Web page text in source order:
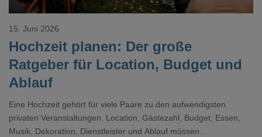
Hochzeit planen: Der große
Ratgeber für Location, Budget und
Ablauf
15. Juni 2026
Eine Hochzeit gehört für viele Paare zu den aufwendigsten
privaten Veranstaltungen. Location, Gästezahl, Budget, Essen,
Musik, Dekoration, Dienstleister und Ablauf müssen